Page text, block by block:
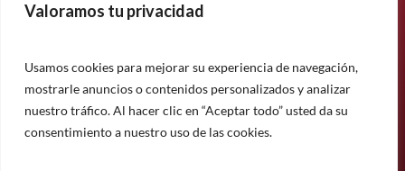
Valoramos tu privacidad
Usamos cookies para mejorar su experiencia de navegación,
mostrarle anuncios o contenidos personalizados y analizar
nuestro tráfico. Al hacer clic en “Aceptar todo” usted da su
consentimiento a nuestro uso de las cookies.
Suscríbase a nuestro boletín informativo y manténgase
noticias.
Suscríbete
¿Tiene alguna pregunta?